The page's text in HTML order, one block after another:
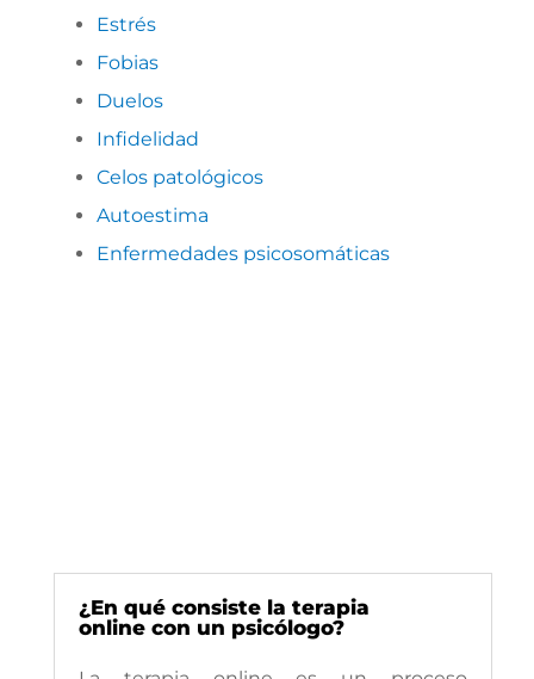
Estrés
Fobias
Duelos
Infidelidad
Celos patológicos
Autoestima
Enfermedades psicosomáticas
¿En qué consiste la terapia
online con un psicólogo?